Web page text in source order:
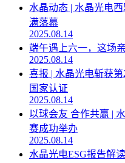
水晶动态 | 水晶光电
满落幕
2025.08.14
端午遇上六一，这场
2025.08.14
喜报 | 水晶光电斩获
国家认证
2025.08.14
以球会友 合作共赢 |
赛成功举办
2025.08.14
水晶光电ESG报告解